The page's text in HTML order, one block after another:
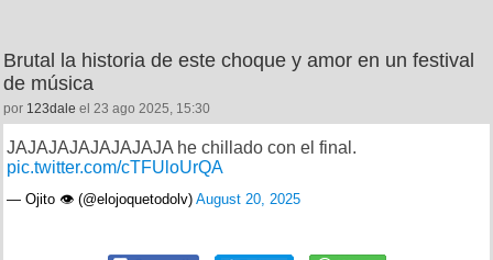
Brutal la historia de este choque y amor en un festival
de música
por 123dale el 23 ago 2025, 15:30
JAJAJAJAJAJAJAJA he chillado con el final.
pic.twitter.com/cTFUloUrQA
— Ojito 👁 (@elojoquetodolv) August 20, 2025